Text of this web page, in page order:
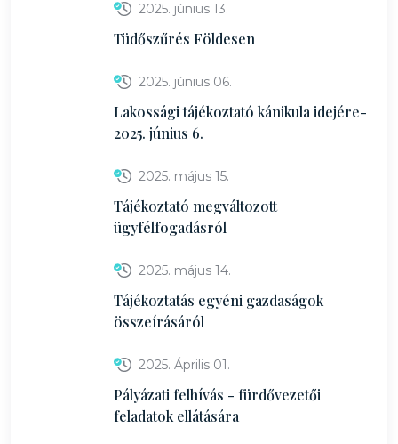
2025. június 13.
Tüdőszűrés Földesen
2025. június 06.
Lakossági tájékoztató kánikula idejére-
2025. június 6.
2025. május 15.
Tájékoztató megváltozott
ügyfélfogadásról
2025. május 14.
Tájékoztatás egyéni gazdaságok
összeírásáról
2025. Április 01.
Pályázati felhívás - fürdővezetői
feladatok ellátására